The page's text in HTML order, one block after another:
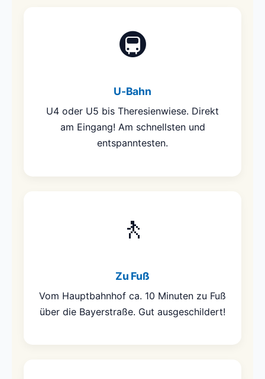
🚇
U-Bahn
U4 oder U5 bis Theresienwiese. Direkt
am Eingang! Am schnellsten und
entspanntesten.
🚶
Zu Fuß
Vom Hauptbahnhof ca. 10 Minuten zu Fuß
über die Bayerstraße. Gut ausgeschildert!